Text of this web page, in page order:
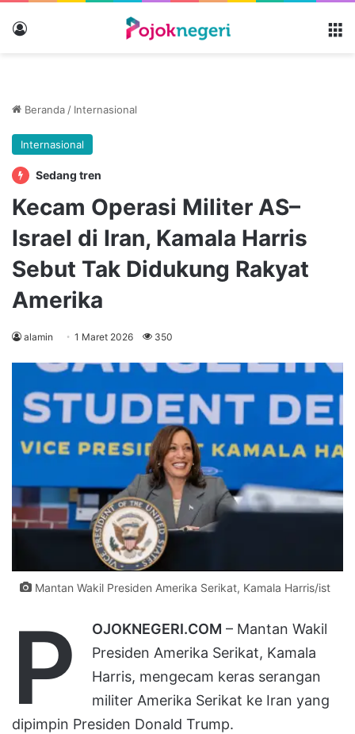
Beranda / Internasional
Internasional
Sedang tren
Kecam Operasi Militer AS–
Israel di Iran, Kamala Harris
Sebut Tak Didukung Rakyat
Amerika
alamin 1 Maret 2026 350
Mantan Wakil Presiden Amerika Serikat, Kamala Harris/ist
P OJOKNEGERI.COM – Mantan Wakil
Presiden Amerika Serikat, Kamala
Harris, mengecam keras serangan
militer Amerika Serikat ke Iran yang
dipimpin Presiden Donald Trump.